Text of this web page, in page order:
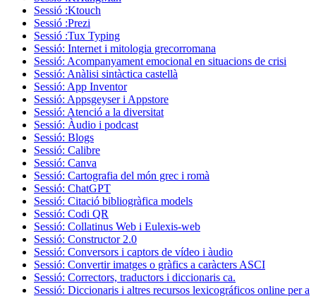
Sessió :Ktouch
Sessió :Prezi
Sessió :Tux Typing
Sessió: Internet i mitologia grecorromana
Sessió: Acompanyament emocional en situacions de crisi
Sessió: Anàlisi sintàctica castellà
Sessió: App Inventor
Sessió: Appsgeyser i Appstore
Sessió: Atenció a la diversitat
Sessió: Àudio i podcast
Sessió: Blogs
Sessió: Calibre
Sessió: Canva
Sessió: Cartografia del món grec i romà
Sessió: ChatGPT
Sessió: Citació bibliogràfica models
Sessió: Codi QR
Sessió: Collatinus Web i Eulexis-web
Sessió: Constructor 2.0
Sessió: Conversors i captors de vídeo i àudio
Sessió: Convertir imatges o gràfics a caràcters ASCI
Sessió: Correctors, traductors i diccionaris ca.
Sessió: Diccionaris i altres recursos lexicográficos online per a